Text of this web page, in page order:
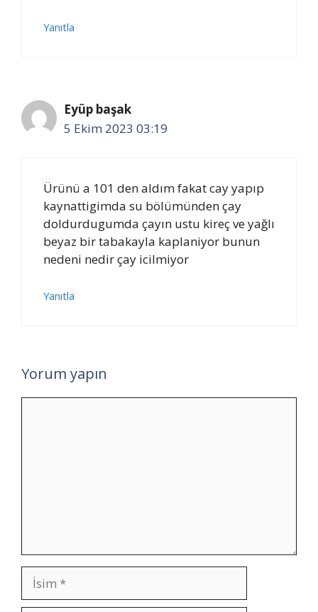
Yanıtla
Eyüp başak
5 Ekim 2023 03:19
Ürünü a 101 den aldım fakat cay yapıp
kaynattigimda su bölümünden çay
doldurdugumda çayın ustu kireç ve yağlı
beyaz bir tabakayla kaplaniyor bunun
nedeni nedir çay icilmiyor
Yanıtla
Yorum yapın
İsim